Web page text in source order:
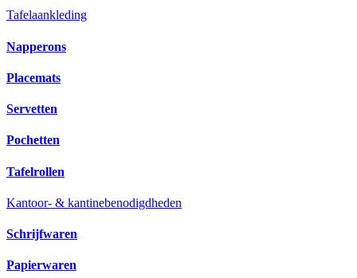
Tafelaankleding
Napperons
Placemats
Servetten
Pochetten
Tafelrollen
Kantoor- & kantinebenodigdheden
Schrijfwaren
Papierwaren